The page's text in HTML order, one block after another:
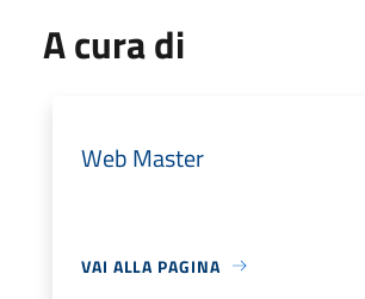
A cura di
Web Master
VAI ALLA PAGINA